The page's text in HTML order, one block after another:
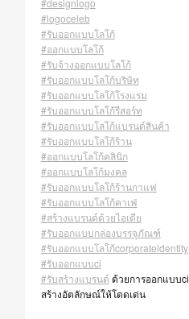
#logoceleb
#รับออกแบบโลโก้
#ออกแบบโลโก้
#รับจ้างออกแบบโลโก้
#รับออกแบบโลโก้บริษัท
#รับออกแบบโลโก้โรงแรม
#รับออกแบบโลโก้รีสอร์ท
#รับออกแบบโลโก้แบรนด์สินค้า
#รับออกแบบโลโก้ร้าน
#ออกแบบโลโก้คลินิก
#ออกแบบโลโก้มงคล
#รับออกแบบโลโก้ร้านกาแฟ
#รับออกแบบโลโก้คาเฟ่
#สร้างแบรนด์ด้วยไอเดีย
#รับออกแบบกล่องบรรจุภัณฑ์
#รับออกแบบโลโก้corporateidentity
#รับออกแบบci
#รับสร้างแบรนด์ ด้วยการออกแบบci
สร้างอัตลักษณ์ให้โดดเด่น